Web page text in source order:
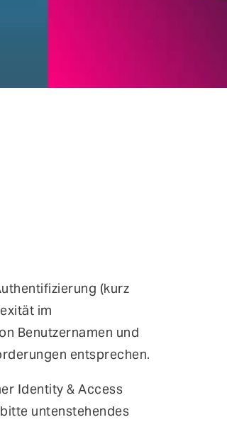
(kurz
im
Benutzernamen und
entsprechen.
Identity & Access
untenstehendes